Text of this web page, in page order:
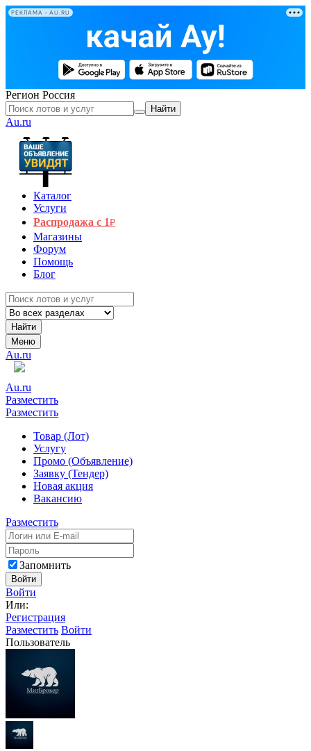
РЕКЛАМА • AU.RU
Регион Россия
Найти
Au.ru
Каталог
Услуги
Распродажа с 1₽
Магазины
Форум
Помощь
Блог
Найти
Меню
Au.ru
Au.ru
Разместить
Разместить
Товар (Лот)
Услугу
Промо (Объявление)
Заявку (Тендер)
Новая акция
Вакансию
Разместить
Запомнить
Войти
Войти
Или:
Регистрация
Разместить Войти
Пользователь